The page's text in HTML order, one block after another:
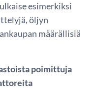
esimerkiksi
öljyn
määrällisiä
poimittuja